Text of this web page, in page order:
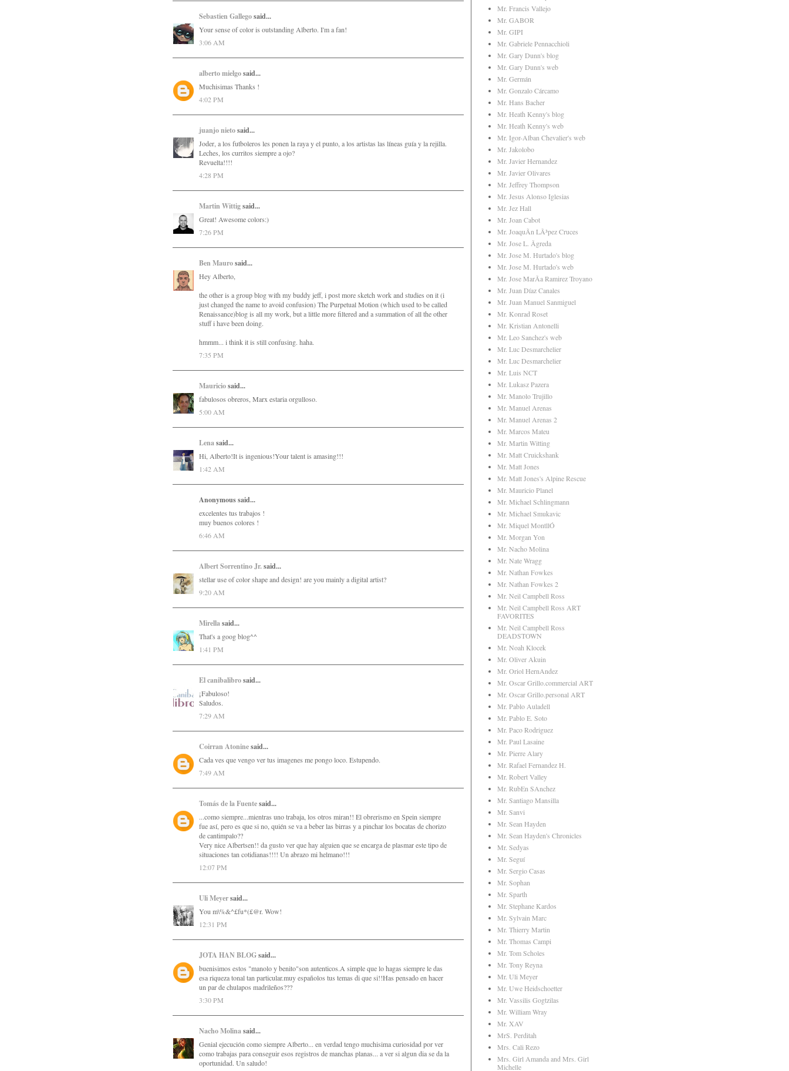
Sebastien Gallegosaid...
Your sense of color is outstanding Alberto. I'm a fan!
3:06 AM
alberto mielgosaid...
Muchisimas Thanks !
4:02 PM
juanjo nietosaid...
Joder, a los futboleros les ponen la raya y el punto, a los artistas las líneas guía y la rejilla.
Leches, los curritos siempre a ojo?
Revuelta!!!!
4:28 PM
Martin Wittigsaid...
Great! Awesome colors:)
7:26 PM
Ben Maurosaid...
Hey Alberto,
the other is a group blog with my buddy jeff, i post more sketch work and studies on it (i
just changed the name to avoid confusion) The Purpetual Motion (which used to be called
Renaissance)blog is all my work, but a little more filtered and a summation of all the other
stuff i have been doing.
hmmm... i think it is still confusing. haha.
7:35 PM
Mauriciosaid...
fabulosos obreros, Marx estaria orgulloso.
5:00 AM
Lenasaid...
Hi, Alberto!It is ingenious!Your talent is amasing!!!
1:42 AM
Anonymous said...
excelentes tus trabajos !
muy buenos colores !
6:46 AM
Albert Sorrentino Jr.said...
stellar use of color shape and design! are you mainly a digital artist?
9:20 AM
Mirellasaid...
That's a goog blog^^
1:41 PM
El canibalibrosaid...
¡Fabuloso!
Saludos.
7:29 AM
Coirran Atoninesaid...
Cada ves que vengo ver tus imagenes me pongo loco. Estupendo.
7:49 AM
Tomás de la Fuentesaid...
...como siempre...mientras uno trabaja, los otros miran!! El obrerismo en Spein siempre
fue así, pero es que si no, quién se va a beber las birras y a pinchar los bocatas de chorizo
de cantimpalo??
Very nice Albertsen!! da gusto ver que hay alguien que se encarga de plasmar este tipo de
situaciones tan cotidianas!!!! Un abrazo mi helmano!!!
12:07 PM
Uli Meyersaid...
You m\%&^£fu*(£@r. Wow!
12:31 PM
JOTA HAN BLOGsaid...
buenisimos estos "manolo y benito"son autenticos.A simple que lo hagas siempre le das
esa riqueza tonal tan particular.muy españolos tus temas di que si!!Has pensado en hacer
un par de chulapos madrileños???
3:30 PM
Nacho Molinasaid...
Genial ejecución como siempre Alberto... en verdad tengo muchisima curiosidad por ver
como trabajas para conseguir esos registros de manchas planas... a ver si algun dia se da la
oportunidad. Un saludo!
Mr. Francis Vallejo
Mr. GABOR
Mr. GIPI
Mr. Gabriele Pennacchioli
Mr. Gary Dunn's blog
Mr. Gary Dunn's web
Mr. Germán
Mr. Gonzalo Cárcamo
Mr. Hans Bacher
Mr. Heath Kenny's blog
Mr. Heath Kenny's web
Mr. Igor-Alban Chevalier's web
Mr. Jakolobo
Mr. Javier Hernandez
Mr. Javier Olivares
Mr. Jeffrey Thompson
Mr. Jesus Alonso Iglesias
Mr. Jez Hall
Mr. Joan Cabot
Mr. JoaquÃn LÃ³pez Cruces
Mr. Jose L. Ãgreda
Mr. Jose M. Hurtado's blog
Mr. Jose M. Hurtado's web
Mr. Jose MarÃa Ramirez Troyano
Mr. Juan Díaz Canales
Mr. Juan Manuel Sanmiguel
Mr. Konrad Roset
Mr. Kristian Antonelli
Mr. Leo Sanchez's web
Mr. Luc Desmarchelier
Mr. Luc Desmarchelier
Mr. Luis NCT
Mr. Lukasz Pazera
Mr. Manolo Trujillo
Mr. Manuel Arenas
Mr. Manuel Arenas 2
Mr. Marcos Mateu
Mr. Martin Witting
Mr. Matt Cruickshank
Mr. Matt Jones
Mr. Matt Jones's Alpine Rescue
Mr. Mauricio Planel
Mr. Michael Schlingmann
Mr. Michael Smukavic
Mr. Miquel MontllÓ
Mr. Morgan Yon
Mr. Nacho Molina
Mr. Nate Wragg
Mr. Nathan Fowkes
Mr. Nathan Fowkes 2
Mr. Neil Campbell Ross
Mr. Neil Campbell Ross ART
FAVORITES
Mr. Neil Campbell Ross
DEADSTOWN
Mr. Noah Klocek
Mr. Oliver Akuin
Mr. Oriol HernAndez
Mr. Oscar Grillo.commercial ART
Mr. Oscar Grillo.personal ART
Mr. Pablo Auladell
Mr. Pablo E. Soto
Mr. Paco Rodriguez
Mr. Paul Lasaine
Mr. Pierre Alary
Mr. Rafael Fernandez H.
Mr. Robert Valley
Mr. RubEn SAnchez
Mr. Santiago Mansilla
Mr. Sanvi
Mr. Sean Hayden
Mr. Sean Hayden's Chronicles
Mr. Sedyas
Mr. Seguí
Mr. Sergio Casas
Mr. Sophan
Mr. Sparth
Mr. Stephane Kardos
Mr. Sylvain Marc
Mr. Thierry Martin
Mr. Thomas Campi
Mr. Tom Scholes
Mr. Tony Reyna
Mr. Uli Meyer
Mr. Uwe Heidschoetter
Mr. Vassilis Gogtzilas
Mr. William Wray
Mr. XAV
MrS. Perditah
Mrs. Cali Rezo
Mrs. Girl Amanda and Mrs. Girl
Michelle